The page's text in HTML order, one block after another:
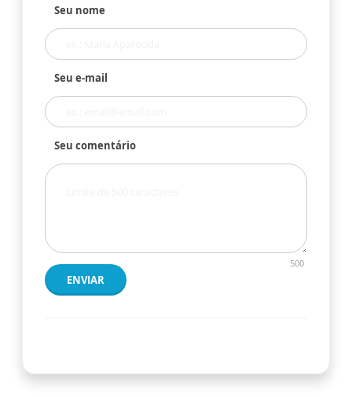
Seu nome
Seu e-mail
Seu comentário
500
ENVIAR